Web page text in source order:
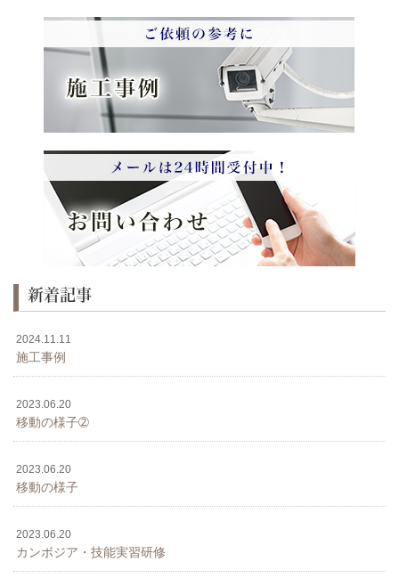
新着記事
2024.11.11
施工事例
2023.06.20
移動の様子➁
2023.06.20
移動の様子
2023.06.20
カンボジア・技能実習研修